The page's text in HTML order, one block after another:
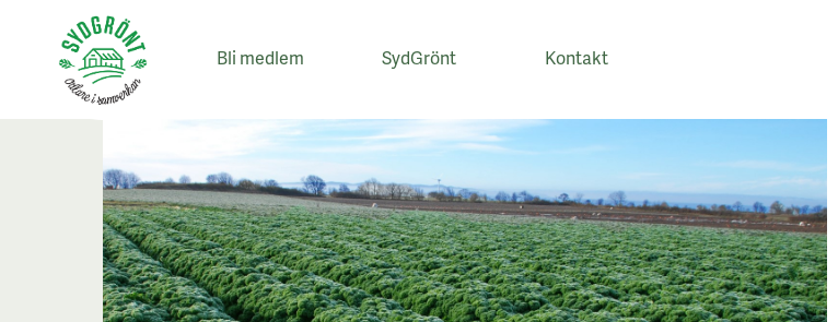
Bli medlem SydGrönt
Kontakt